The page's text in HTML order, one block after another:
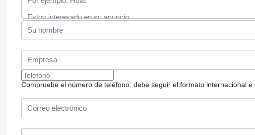
Compruebe el número de teléfono: debe seguir el formato internacional e